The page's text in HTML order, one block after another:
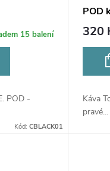
15 balení
POD -
Kód:CBLACK01
POD
320
Káva
pravé...